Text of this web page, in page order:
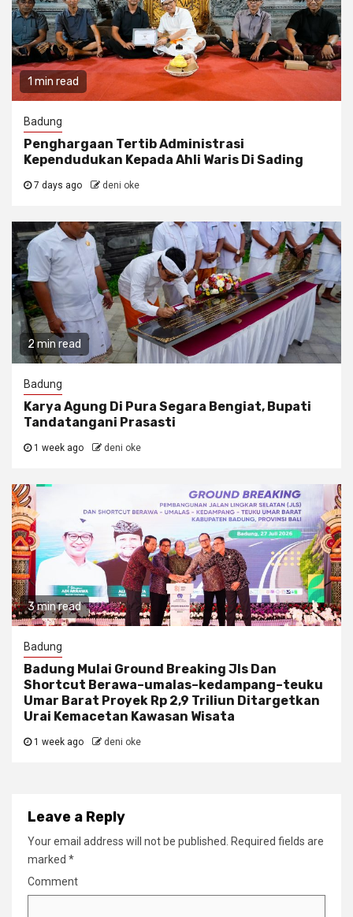
1 min read
Badung
Penghargaan Tertib Administrasi
Kependudukan Kepada Ahli Waris Di Sading
7 days ago deni oke
2 min read
Badung
Karya Agung Di Pura Segara Bengiat, Bupati
Tandatangani Prasasti
1 week ago deni oke
3 min read
Badung
Badung Mulai Ground Breaking Jls Dan
Shortcut Berawa–umalas–kedampang–teuku
Umar Barat Proyek Rp 2,9 Triliun Ditargetkan
Urai Kemacetan Kawasan Wisata
1 week ago deni oke
Leave a Reply
Your email address will not be published.
Required fields are
marked *
Comment